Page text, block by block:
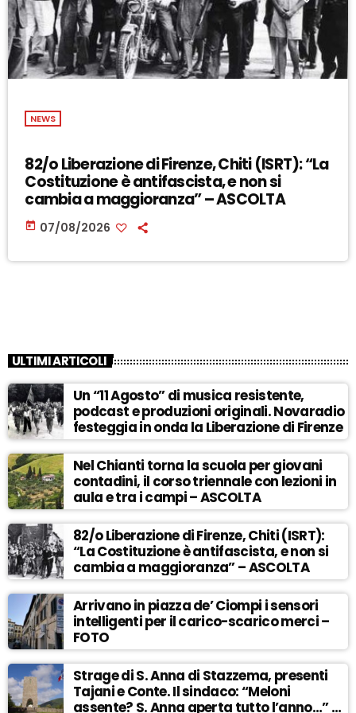
NEWS
82/o Liberazione di Firenze, Chiti (ISRT): “La
Costituzione è antifascista, e non si
cambia a maggioranza” – ASCOLTA
today 07/08/2026
ULTIMI ARTICOLI
Un “11 Agosto” di musica resistente,
podcast e produzioni originali. Novaradio
festeggia in onda la Liberazione di Firenze
Nel Chianti torna la scuola per giovani
contadini, il corso triennale con lezioni in
aula e tra i campi – ASCOLTA
82/o Liberazione di Firenze, Chiti (ISRT):
“La Costituzione è antifascista, e non si
cambia a maggioranza” – ASCOLTA
Arrivano in piazza de’ Ciompi i sensori
intelligenti per il carico-scarico merci –
FOTO
Strage di S. Anna di Stazzema, presenti
Tajani e Conte. Il sindaco: “Meloni
assente? S. Anna aperta tutto l’anno…” –